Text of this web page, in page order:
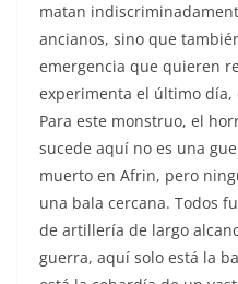
matan
ancianos, sino que
emergencia que quieren
experimenta el último
Para este monstruo, el
sucede aquí no es una
muerto en Afrin, pero
una bala cercana. Todos
de artillería de largo
guerra, aquí solo está la